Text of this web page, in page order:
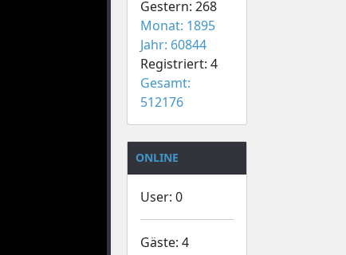
Gestern: 268
Monat: 1895
Jahr: 60844
Registriert: 4
Gesamt:
512176
ONLINE
User: 0
Gäste: 4